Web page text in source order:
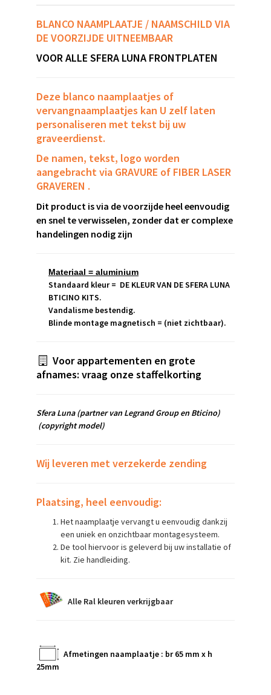
BLANCO NAAMPLAATJE / NAAMSCHILD VIA
DE VOORZIJDE UITNEEMBAAR
VOOR ALLE SFERA LUNA FRONTPLATEN
Deze blanco naamplaatjes of
vervangnaamplaatjes kan U zelf laten
personaliseren met tekst bij uw
graveerdienst.
De namen, tekst, logo worden
aangebracht via GRAVURE of FIBER LASER
GRAVEREN .
Dit product is via de voorzijde heel eenvoudig
en snel te verwisselen, zonder dat er complexe
handelingen nodig zijn
Materiaal = aluminium
Standaard kleur = DE KLEUR VAN DE SFERA LUNA
BTICINO KITS.
Vandalisme bestendig.
Blinde montage magnetisch = (niet zichtbaar).
Voor appartementen en grote
afnames: vraag onze staffelkorting
Sfera Luna(partner van Legrand Group en Bticino)
(copyright model)
Wij leveren met verzekerde zending
Plaatsing, heel eenvoudig:
Het naamplaatje vervangt u eenvoudig dankzij
een uniek en onzichtbaar montagesysteem.
De tool hiervoor is geleverd bij uw installatie of
kit. Zie handleiding.
Alle Ral kleuren verkrijgbaar
Afmetingen naamplaatje : br 65 mm x h
25mm